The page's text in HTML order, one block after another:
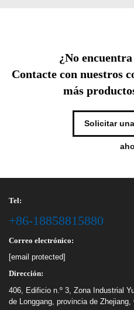
¿No
Contacte con nuestros
más
Solicitar
Tel:
+86-18858815880
Correo electrónico:
[email protected]
Dirección:
406, Edificio n.º 3, Zona Industrial
de Longgang, provincia de Zhejiang,